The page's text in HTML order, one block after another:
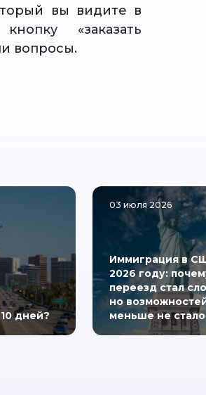
вы видите в
«заказать
вопросы.
дней?
03 июля 2026
Иммиграция в
2026 году:
переезд стал
но
меньше не стало